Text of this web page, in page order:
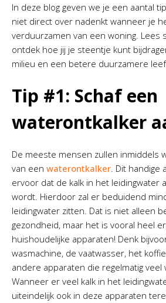
In deze blog geven we je een aantal
niet direct over nadenkt wanneer je
verduurzamen van een woning. Lees
ontdek hoe jij je steentje kunt
milieu en een betere duurzamere
Tip #1: Schaf een
waterontkalker
De meeste mensen zullen inmiddels
van een waterontkalker. Dit handige
ervoor dat de kalk in het leidingwater
wordt. Hierdoor zal er beduidend
leidingwater zitten. Dat is niet alleen
gezondheid, maar het is vooral heel
huishoudelijke apparaten! Denk
wasmachine, de vaatwasser, het
andere apparaten die regelmatig
Wanneer er veel kalk in het
uiteindelijk ook in deze apparaten